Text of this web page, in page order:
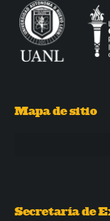
Mapa de sitio
Secretaría de